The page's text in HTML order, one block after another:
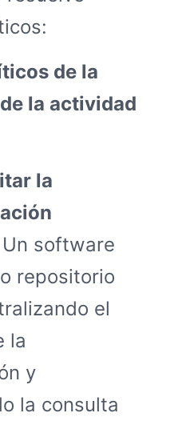
de la
la actividad
la
Un software
repositorio
el
la
y
la consulta